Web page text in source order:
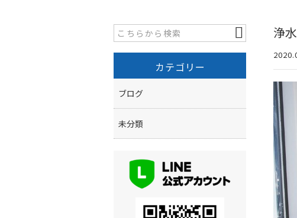
浄
カテゴリー
ブログ
未分類